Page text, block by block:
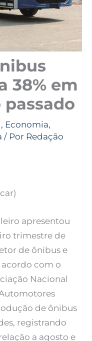
38% em
passado
, Economia,
/ Por Redação
apresentou
trimestre de
de ônibus e
acordo com o
Nacional
de ônibus
registrando
a agosto e